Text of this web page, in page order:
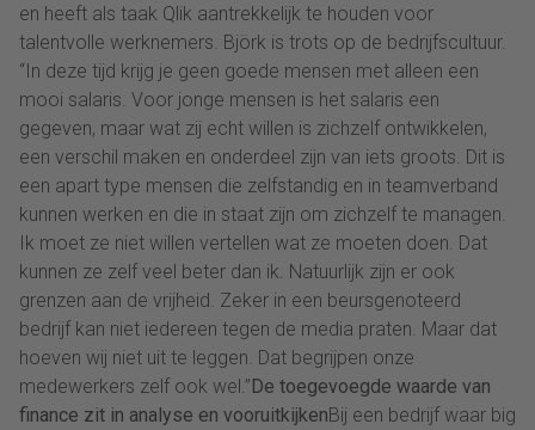
en heeft als taak Qlik aantrekkelijk te houden voor
talentvolle werknemers. Björk is trots op de bedrijfscultuur.
“In deze tijd krijg je geen goede mensen met alleen een
mooi salaris. Voor jonge mensen is het salaris een
gegeven, maar wat zij echt willen is zichzelf ontwikkelen,
een verschil maken en onderdeel zijn van iets groots. Dit is
een apart type mensen die zelfstandig en in teamverband
kunnen werken en die in staat zijn om zichzelf te managen.
Ik moet ze niet willen vertellen wat ze moeten doen. Dat
kunnen ze zelf veel beter dan ik. Natuurlijk zijn er ook
grenzen aan de vrijheid. Zeker in een beursgenoteerd
bedrijf kan niet iedereen tegen de media praten. Maar dat
hoeven wij niet uit te leggen. Dat begrijpen onze
medewerkers zelf ook wel.”De toegevoegde waarde van
finance zit in analyse en vooruitkijkenBij een bedrijf waar big